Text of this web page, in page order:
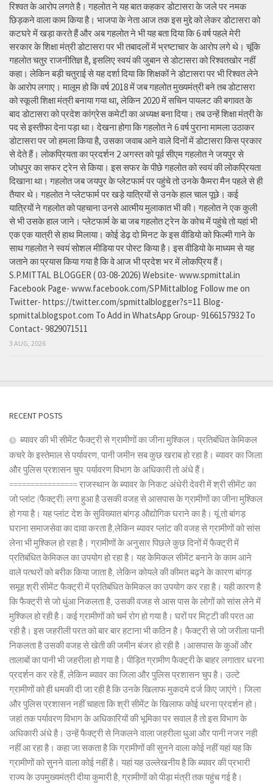
रिश्वत के आरोप लगते है। गहलोत ने यह बात कहकर डोटासरा के जले पर नमक
छिड़कने वाला काम किया है। भाजपा के नेता आज तक इस मुद्दे को लेकर डोटासरा को
कटघरे में खड़ा करते हैं और अब गहलोत ने भी यह बता दिया कि 6 वर्ष पहले मेरी
सरकार के शिक्षा मंत्री डोटासरा पर भी तबादलों में भ्रष्टाचार के आरोप लगे थे। चूंकि
गहलोत चतुर राजनीतिज्ञ है, इसलिए स्वयं की जुबान से डोटासरा को रिश्वतखोर नहीं
कहा। लेकिन बड़ी चतुराई से यह दर्शा दिया कि शिक्षकों ने डोटासरा पर भी रिश्वत लेने
के आरोप लगाए। मालूम हो कि वर्ष 2018 में जब गहलोत मुख्यमंत्री बने तब डोटासरा
को स्कूली शिक्षा मंत्री बनाया गया था, लेकिन 2020 में सचिन पायलट की बगावत के
बाद डोटासरा को प्रदेश कांग्रेस कमेटी का अध्यक्ष बना दिया। तब उन्हें शिक्षा मंत्री के
पद से इस्तीफा देना पड़ा था। देखना होगा कि गहलोत ने 6 वर्ष पुराना मामला उठाकर
डोटासरा पर जो हमला किया है, उसका जवाब आने वाले दिनों में डोटासरा किस प्रकार
से देते हैं। लोकप्रियता का प्रदर्शन 2 अगस्त को पूर्व सीएम गहलोत ने जयपुर से
जोधपुर का सफर ट्रेन से किया। इस सफर के पीछे गहलोत को स्वयं की लोकप्रियता
दिखाना था। गहलोत जब जयपुर के प्लेटफार्म पर पहुंचे तो उनके कैमरा मैन पहले से ही
तैयार थे। गहलोत ने प्लेटफार्म पर खड़े यात्रियों से उनके हाल चाल पूछे। कई
यात्रियों ने गहलोत को पहचाना उनसे आत्मीय मुलाकात भी की। गहलोत ने एक कुली
से भी उसके हाल जाने। प्लेटफार्म के बा जब गहलोत ट्रेन के कोच में पहुंचे तो यहां भी
एक एक यात्री से हाथ मिलाया। कोई डेढ़ दो मिनट के इस वीडियो को फिल्मी गाने के
साथ गहलोत ने स्वयं सोशल मीडिया पर पोस्ट किया है। इस वीडियो के माध्यम से यह
जताने का प्रयास किया गया है कि वे आज भी प्रदेश भर में लोकप्रिय हैं।
S.P.MITTAL BLOGGER ( 03-08-2026) Website- www.spmittal.in
Facebook Page- www.facebook.com/SPMittalblog Follow me on
Twitter- https://twitter.com/spmittalblogger?s=11 Blog-
spmittal.blogspot.com To Add in WhatsApp Group- 9166157932 To
Contact- 9829071511
3 AUG, 2026
RECENT POSTS
ब्यावर की भी सीमेंट फैक्ट्री से ग्रामीणों का जीना मुश्किल। प्रतिबंधित केमिकल
कचरे के इस्तेमाल से पर्यावरण, पानी जमीन सब कुछ खराब हो रहा है। ब्यावर का जिला
और पुलिस प्रशासन चुप: पर्यावरण विभाग के अधिकारी तो अंधे हैं।
================ राजस्थान के ब्यावर के निकट अंधेरी देवरी में श्री सीमेंट का
जो प्लांट (फैक्ट्री) लगा हुआ है उसकी वजह से आसपास के ग्रामीणों का जीना मुश्किल
हो गया है। यह प्लांट देश के सुविख्यात बांगड़ औद्योगिक घराने का है। यूं तो बांगड़
घराना समाजसेवा का दावा करता है,लेकिन ब्यावर प्लांट की वजह से ग्रामीणों को सांस
लेना भी मुश्किल हो रहा है। ग्रामीणों के अनुसार पिछले कुछ दिनों में फैक्ट्री में
प्रतिबंधित केमिकल का उपयोग हो रहा है। यह केमिकल सीमेंट बनाने के काम आने
वाले पत्थरों को बरीक किया जाता है, लेकिन कोयले की कीमत बढ़ने के कारण बांगड़
समूह श्री सीमेंट फैक्ट्री में प्रतिबंधित केमिकल का उपयोग कर रहा है। यही कारण है
कि फैक्ट्री से जो धुंआ निकलता है, उसकी वजह से आस पास के लोगों को सांस लेने में
मुश्किल हो रही है। कई ग्रामीणों को चर्म रोग हो गया है। घरों पर मिट्टी की परत आ
रही है। इस जहरीली परत को बार बार हटाना भी कठिन है। फैक्ट्री से जो जरीला पानी
निकलता है उसकी वजह से खेती की जमीन बंजर हो रही है ।आसपास के कुओं और
तालाबों का पानी भी जहरीला हो गया है। पीड़ित ग्रामीण फैक्ट्री के बाहर लगातार धरना
प्रदर्शन कर रहे हैं, लेकिन ब्यावर का जिला और पुलिस प्रशासन चुप है। उल्टे
ग्रामीणों को ही धमकी दी जा रही है कि उनके खिलाफ मुकदमे दर्ज किए जाएंगे। जिला
और पुलिस प्रशासन नहीं चाहता कि श्री सीमेंट के खिलाफ कोई धरना प्रदर्शन हो।
जहां तक पर्यावरण विभाग के अधिकारियों की भूमिका पर सवाल है तो इस विभाग के
अधिकारी अंधे है। उन्हें फैक्ट्री से निकलने वाला जहरीला धुआ और पानी नजर नही
नहीं आ रहा है। कहा जा सकता है कि ग्रामीणों की सुनने वाला कोई नहीं यहां यह कि
ग्रामीणों को सुनने वाला कोई नहीं है। यहां यह उल्लेखनीय है कि ब्यावर की प्रभारी
राज्य के उपमुख्यमंत्री दीया कुमारी है, ग्रामीणों को पीड़ा मंत्री तक पहुंच गई है।